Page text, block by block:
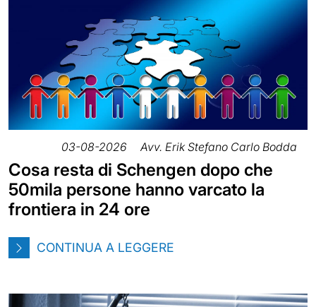
03-08-2026 Avv. Erik Stefano Carlo Bodda
Cosa resta di Schengen dopo che
50mila persone hanno varcato la
frontiera in 24 ore
CONTINUA A LEGGERE